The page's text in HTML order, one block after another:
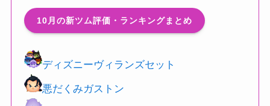
10月の新ツム評価・ランキングまとめ
ディズニーヴィランズセット
悪だくみガストン